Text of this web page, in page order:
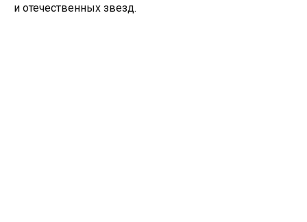
и отечественных звезд.